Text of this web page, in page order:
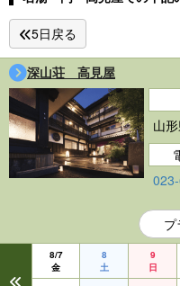
5日戻る
深山荘 高見屋
山
8/7
金
8
土
9
日